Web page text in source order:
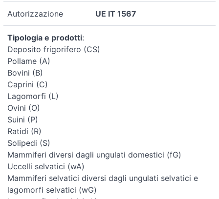
Autorizzazione UE IT 1567
Tipologia e prodotti:
Deposito frigorifero (CS)
Pollame (A)
Bovini (B)
Caprini (C)
Lagomorfi (L)
Ovini (O)
Suini (P)
Ratidi (R)
Solipedi (S)
Mammiferi diversi dagli ungulati domestici (fG)
Uccelli selvatici (wA)
Mammiferi selvatici diversi dagli ungulati selvatici e
lagomorfi selvatici (wG)